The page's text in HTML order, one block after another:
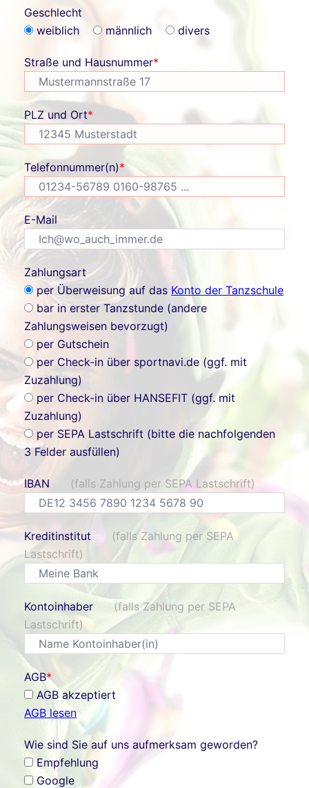
Geschlecht
weiblich
männlich divers
Straße und Hausnummer*
PLZ und Ort*
Telefonnummer(n)*
E-Mail
Zahlungsart
per Überweisung auf das Konto der Tanzschule
bar in erster Tanzstunde (andere
Zahlungsweisen bevorzugt)
per Gutschein
per Check-in über sportnavi.de (ggf. mit
Zuzahlung)
per Check-in über HANSEFIT (ggf. mit
Zuzahlung)
per SEPA Lastschrift (bitte die nachfolgenden
3 Felder ausfüllen)
IBAN (falls Zahlung per SEPA Lastschrift)
Kreditinstitut (falls Zahlung per SEPA
Lastschrift)
Kontoinhaber (falls Zahlung per SEPA
Lastschrift)
AGB*
AGB akzeptiert
AGB lesen
Wie sind Sie auf uns aufmerksam geworden?
Empfehlung
Google